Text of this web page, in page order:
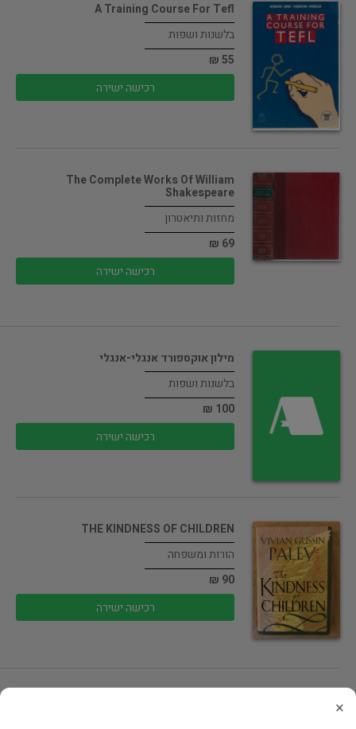
A Training Course For Tefl
בלשנות ושפות
55 ₪
רכישה ישירה
The Complete Works Of William
Shakespeare
מחזות ותיאטרון
69 ₪
רכישה ישירה
מילון אוקספורד אנגלי-אנגלי
בלשנות ושפות
100 ₪
רכישה ישירה
THE KINDNESS OF CHILDREN
הורות ומשפחה
90 ₪
רכישה ישירה
×